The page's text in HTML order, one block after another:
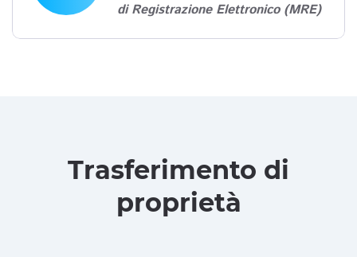
di Registrazione Elettronico (MRE)
Trasferimento di
proprietà